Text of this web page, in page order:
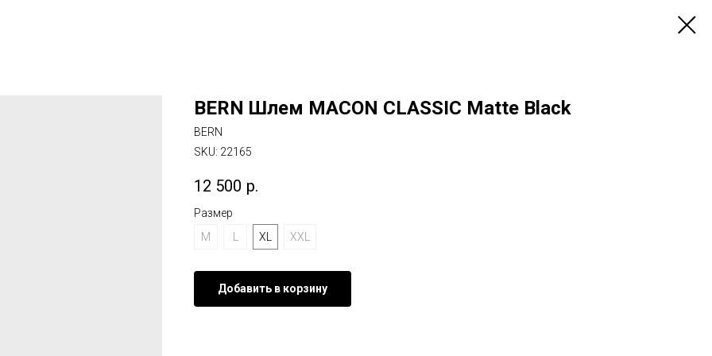
BERN Шлем MACON CLASSIC Matte Black
BERN
SKU: 22165
12 500 р.
Размер
M
L XL XXL
Добавить в корзину